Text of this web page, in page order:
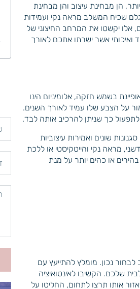
הן מבחינת עיצוב והן מבחינת
שכיח המשלב מראה נקי ועמידות
אלו יקשטו את המרחב החיצוני של
אשר ישרתו אתכם לאורך
בשמש חזקה, אלומיניום הינו
על הצבע שלו עמיד לאורך השנים.
כך שניתן להרכיב אותה לבד.
שונים ואמירות עיצוביות
מראה נקי והייטקיסטי או ללכת
או כהים יותר על מנת
נכון. מומלץ להתייעץ עם
שלכם. הקשיבו לאינטואיציה
אותו תרצו לתחום, החליטו על